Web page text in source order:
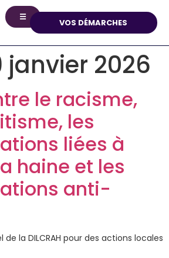
☰
VOS DÉMARCHES
janvier 2026
le racisme,
les
liées à
haine et les
anti-
la DILCRAH pour des actions locales